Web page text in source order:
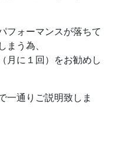
フォーマンスが落ちて
まう為、
月に１回）をお勧めし
一通りご説明致しま